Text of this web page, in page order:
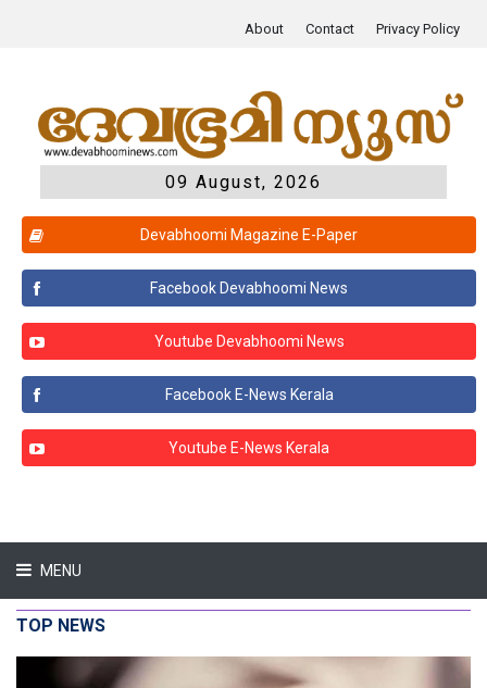
About Contact Privacy Policy
09 August, 2026
Devabhoomi Magazine E-Paper
Facebook Devabhoomi News
Youtube Devabhoomi News
Facebook E-News Kerala
Youtube E-News Kerala
MENU
TOP NEWS